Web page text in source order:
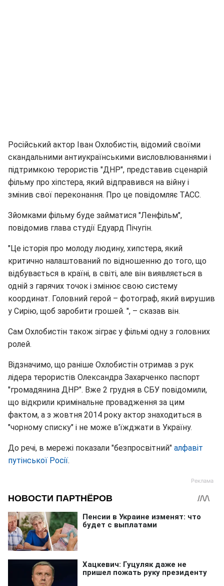
Російський актор Іван Охлобистін, відомий своїми
скандальними антиукраїнськими висловлюваннями і
підтримкою терористів "ДНР", представив сценарій
фільму про хіпстера, який відправився на війну і
змінив свої переконання. Про це повідомляє ТАСС.
Зйомками фільму буде займатися "Ленфільм",
повідомив глава студії Едуард Пічугін.
"Це історія про молоду людину, хипстера, який
критично налаштований по відношенню до того, що
відбувається в країні, в світі, але він виявляється в
одній з гарячих точок і змінює свою систему
координат. Головний герой – фотограф, який вирушив
у Сирію, щоб заробити грошей. ", – сказав він.
Сам Охлобистін також зіграє у фільмі одну з головних
ролей.
Відзначимо, що раніше Охлобистін отримав з рук
лідера терористів Олександра Захарченко паспорт
"громадянина ДНР". Вже 2 грудня в СБУ повідомили,
що відкрили кримінальне провадження за цим
фактом, а з жовтня 2014 року актор знаходиться в
"чорному списку" і не може в'їжджати в Україну.
До речі, в мережі показали "безпросвітний" алфавіт
путінської Росії.